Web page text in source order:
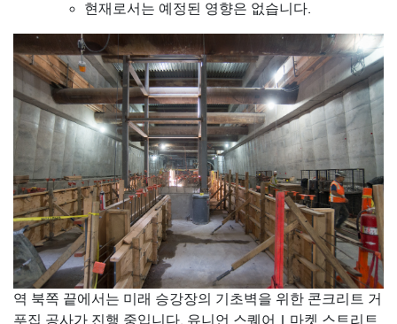
현재로서는 예정된 영향은 없습니다.
역 북쪽 끝에서는 미래 승강장의 기초벽을 위한 콘크리트 거
푸집 공사가 진행 중입니다. 유니언 스퀘어 | 마켓 스트리트